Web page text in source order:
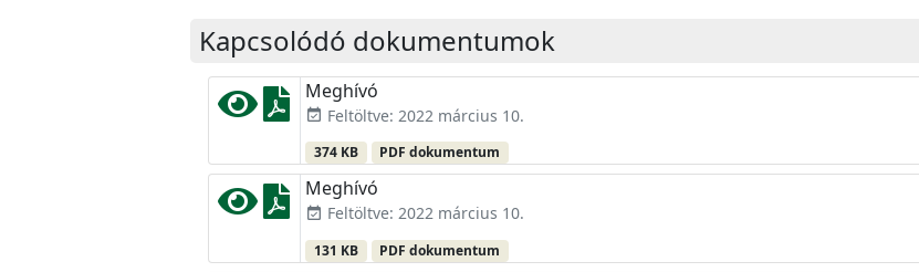
Kapcsolódó dokumentumok
Meghívó
event_available Feltöltve: 2022 március 10.
374 KB PDF dokumentum
Meghívó
event_available Feltöltve: 2022 március 10.
131 KB PDF dokumentum